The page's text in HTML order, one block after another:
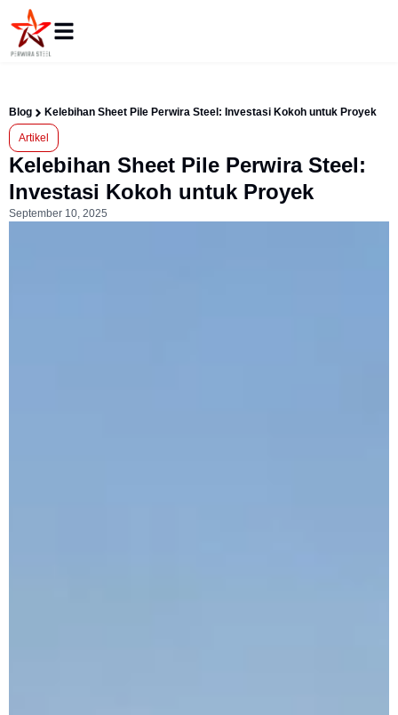
Blog Kelebihan Sheet Pile Perwira Steel: Investasi Kokoh untuk Proyek
Artikel
Kelebihan Sheet Pile Perwira Steel:
Investasi Kokoh untuk Proyek
September 10, 2025